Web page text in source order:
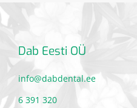
Dab Eesti OÜ
info@dabdental.ee
6 391 320